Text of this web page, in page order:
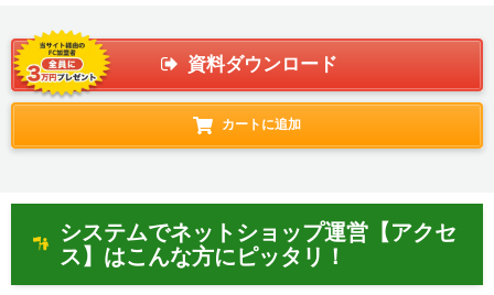
資料ダウンロード
カートに追加
システムでネットショップ運営【アクセ
ス】はこんな方にピッタリ！